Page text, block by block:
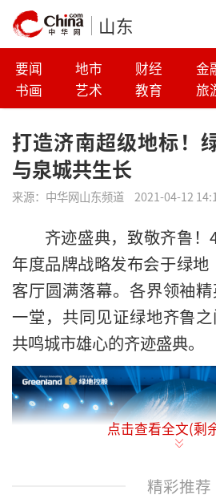
山东
要闻 地市 财经 金
书画
艺术 教育 旅
打造济南超级地标！
与泉城共生长
来源： 中华网山东频道 2021-04-12
齐迹盛典，致敬齐鲁
年度品牌战略发布会于绿
客厅圆满落幕。各界领袖
一堂，共同见证绿地齐鲁之
共鸣城市雄心的齐迹盛典。
点击查看全文(剩
精彩推荐